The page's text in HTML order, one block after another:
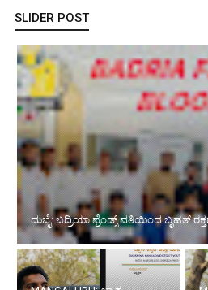
SLIDER POST
ದುಬೈ: ಬದ್ರಿಯಾ ಫ್ರೆಂಡ್ಸ್ ವತಿಯಿಂದ ಬೃಹತ್